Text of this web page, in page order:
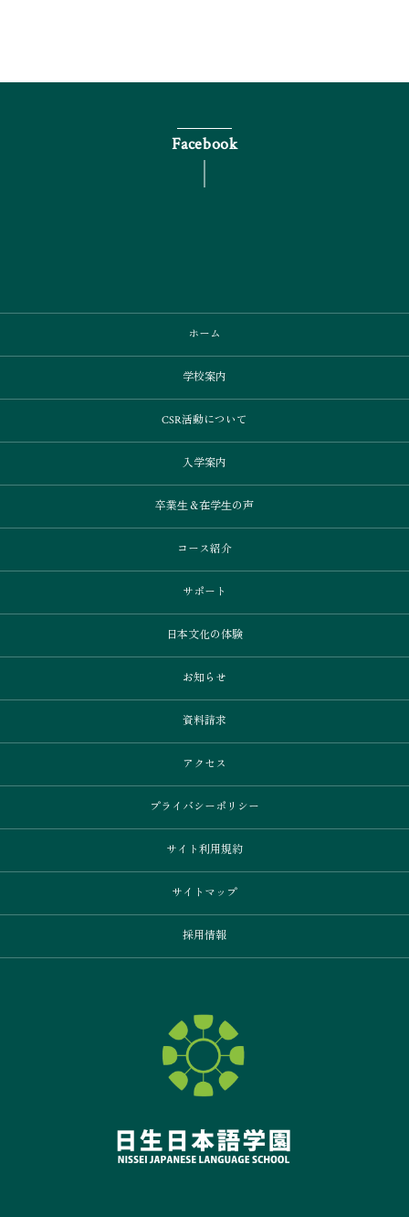
Facebook
ホーム
学校案内
CSR活動について
入学案内
卒業⽣＆在学⽣の声
コース紹介
サポート
日本文化の体験
お知らせ
資料請求
アクセス
プライバシーポリシー
サイト利用規約
サイトマップ
採用情報